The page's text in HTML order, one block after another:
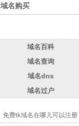
域名购买
域名百科
域名查询
域名dns
域名过户
免费tk域名在哪儿可以注册